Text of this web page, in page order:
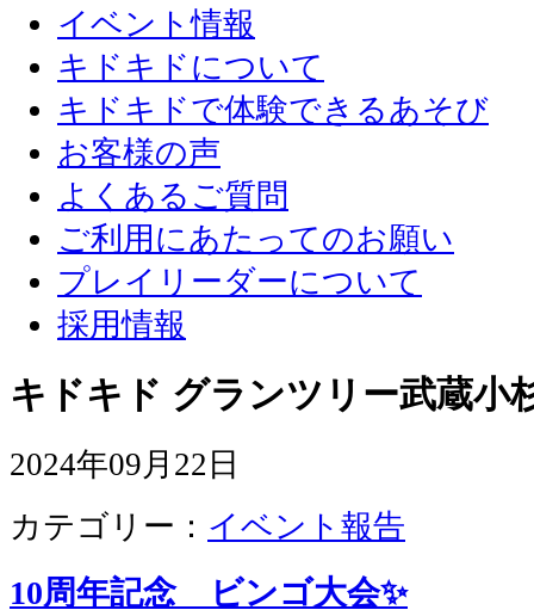
イベント情報
キドキドについて
キドキドで体験できるあそび
お客様の声
よくあるご質問
ご利用にあたってのお願い
プレイリーダーについて
採用情報
キドキド グランツリー武蔵小
2024年09月22日
カテゴリー： イベント報告
10周年記念 ビンゴ大会✨